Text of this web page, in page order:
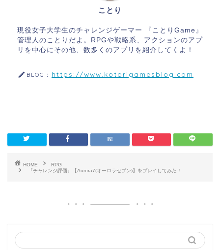
ことり
現役女子大学生のチャレンジゲーマー 『ことりGame』
管理人のことりだよ。RPGや戦略系、アクションのアプ
リを中心にその他、数多くのアプリを紹介してくよ！
BLOG： https://www.kotorigamesblog.com
HOME
RPG
『チャレンジ評価』【Aurora7(オーロラセブン)】をプレイしてみた！